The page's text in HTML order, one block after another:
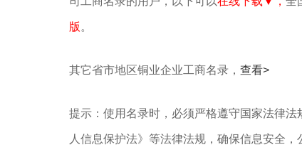
版 。
其它省市地区铜业企业工商名录， 查看>
提示：使用名录时，必须严格遵守国家法律
人信息保护法》等‌法律法规，确保信息安全，